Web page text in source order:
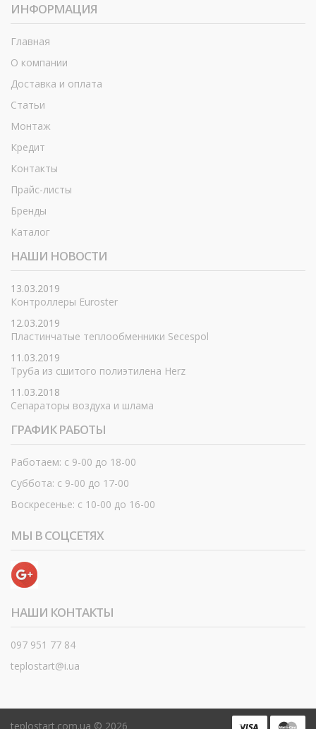
ИНФОРМАЦИЯ
Главная
О компании
Доставка и оплата
Статьи
Монтаж
Кредит
Контакты
Прайс-листы
Бренды
Каталог
НАШИ НОВОСТИ
13.03.2019
Контроллеры Euroster
12.03.2019
Пластинчатые теплообменники Secespol
11.03.2019
Труба из сшитого полиэтилена Herz
11.03.2018
Сепараторы воздуха и шлама
ГРАФИК РАБОТЫ
Работаем: с 9-00 до 18-00
Суббота: с 9-00 до 17-00
Воскресенье: с 10-00 до 16-00
МЫ В СОЦСЕТЯХ
НАШИ КОНТАКТЫ
097 951 77 84
teplostart@i.ua
teplostart.com.ua © 2026